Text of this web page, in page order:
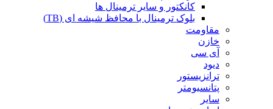
کانکتور و سایر ترمینال ها
بلوک ترمینال با محافظ شیشه ای (TB)
مقاومت
خازن
آی سی
دیود
ترانزیستور
پتانسیومتر
سایر